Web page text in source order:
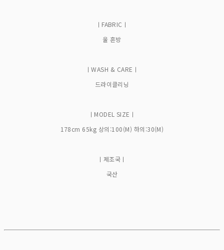
ㅣFABRICㅣ
울 혼방
ㅣWASH & CAREㅣ
드라이클리닝
ㅣMODEL SIZEㅣ
178cm 65kg 상의:100(M) 하의:30(M)
ㅣ제조국ㅣ
국산